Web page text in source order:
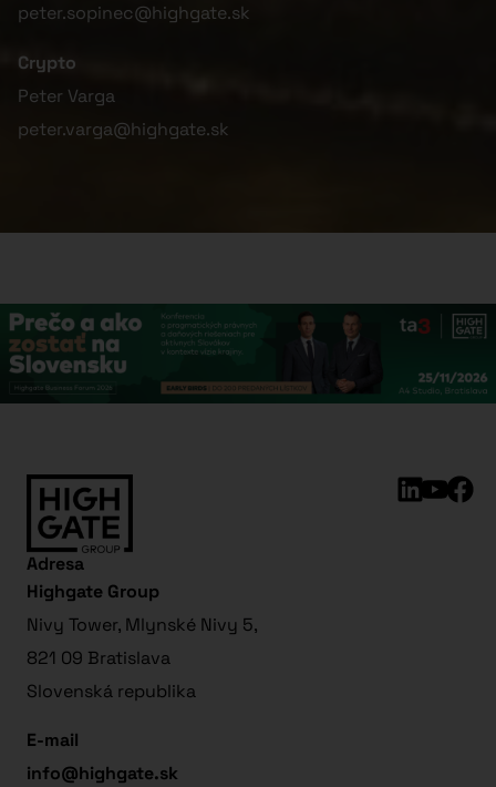
peter.sopinec@highgate.sk
Crypto
Peter Varga
peter.varga@highgate.sk
Adresa
Highgate Group
Nivy Tower, Mlynské Nivy 5,
821 09 Bratislava
Slovenská republika
E-mail
info@highgate.sk